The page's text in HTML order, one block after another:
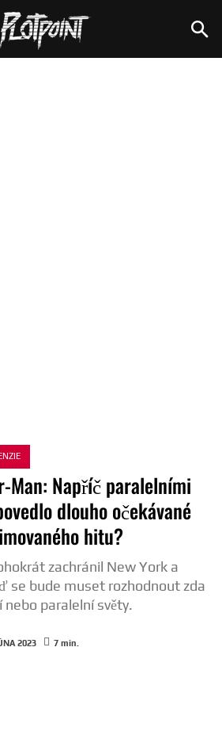
Man: Napříč paralelními
dlouho očekávané
hitu?
zachránil New York a
se bude muset rozhodnout zda
nebo paralelní světy.
2023 7 min.